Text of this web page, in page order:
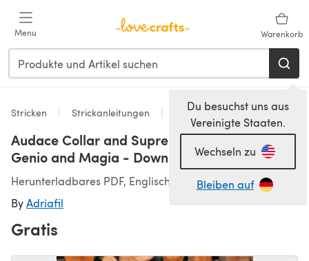
Menu Warenkorb
Du besuchst uns aus
Vereinigte Staaten.
Wechseln zu
Bleiben auf
Stricken Strickanleitungen Shawls
Audace Collar and Supremo Shawl in Adriafil
Genio and Magia - Downloadable PDF
Herunterladbares PDF, Englisch
ByAdriafil
Gratis